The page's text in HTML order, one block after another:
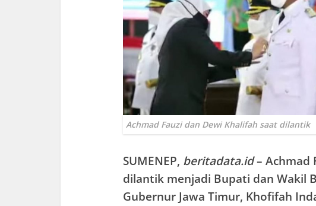
Achmad Fauzi dan Dewi Khalifah saat dilantik
SUMENEP, beritadata.id– Achmad
dilantik menjadi Bupati dan Wakil
Gubernur Jawa Timur, Khofifah